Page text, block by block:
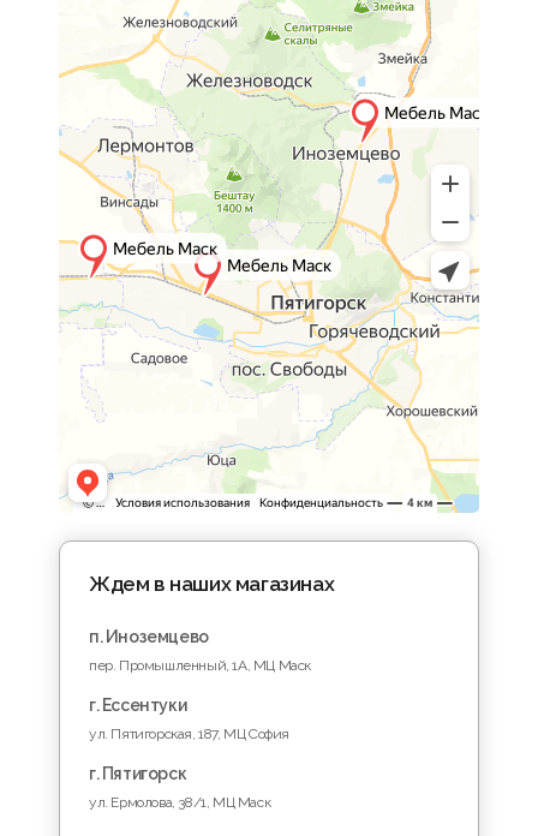
Ждем в наших магазинах
п. Иноземцево
пер. Промышленный, 1A, МЦ Маск
г. Ессентуки
ул. Пятигорская, 187, МЦ София
г. Пятигорск
ул. Ермолова, 38/1, МЦ Маск